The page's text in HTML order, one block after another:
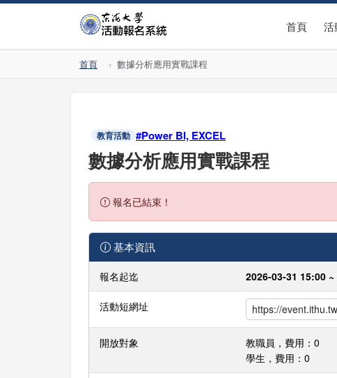
首頁 活
首頁 數據分析應用實戰課程
教育活動 #Power BI, EXCEL
數據分析應用實戰課程
報名已結束！
基本資訊
報名起迄 2026-03-31 15:00
活動短網址
開放對象
教職員，費用：0
學生，費用：0